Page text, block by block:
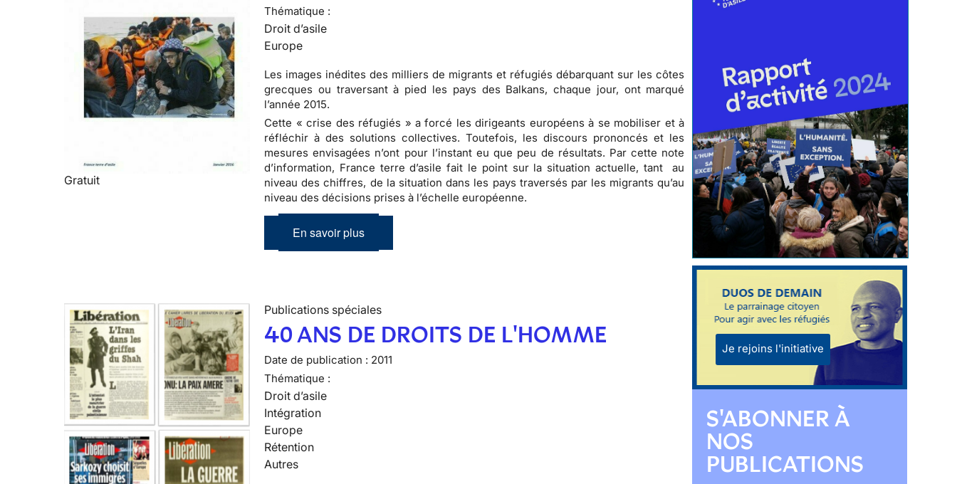
Gratuit
Thématique :
Droit d’asile
Europe
Les images inédites des milliers de migrants et réfugiés débarquant sur les côtes
grecques ou traversant à pied les pays des Balkans, chaque jour, ont marqué
l’année 2015.
Cette « crise des réfugiés » a forcé les dirigeants européens à se mobiliser et à
réfléchir à des solutions collectives. Toutefois, les discours prononcés et les
mesures envisagées n’ont pour l’instant eu que peu de résultats. Par cette note
d’information, France terre d’asile fait le point sur la situation actuelle, tant au
niveau des chiffres, de la situation dans les pays traversés par les migrants qu’au
niveau des décisions prises à l’échelle européenne.
En savoir plus
Publications spéciales
40 ANS DE DROITS DE L'HOMME
Date de publication : 2011
Thématique :
Droit d’asile
Intégration
Europe
Rétention
Autres
Je rejoins l'initiative
S'ABONNER À
NOS
PUBLICATIONS